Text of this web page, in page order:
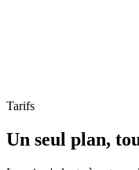
Tarifs
Un seul plan,